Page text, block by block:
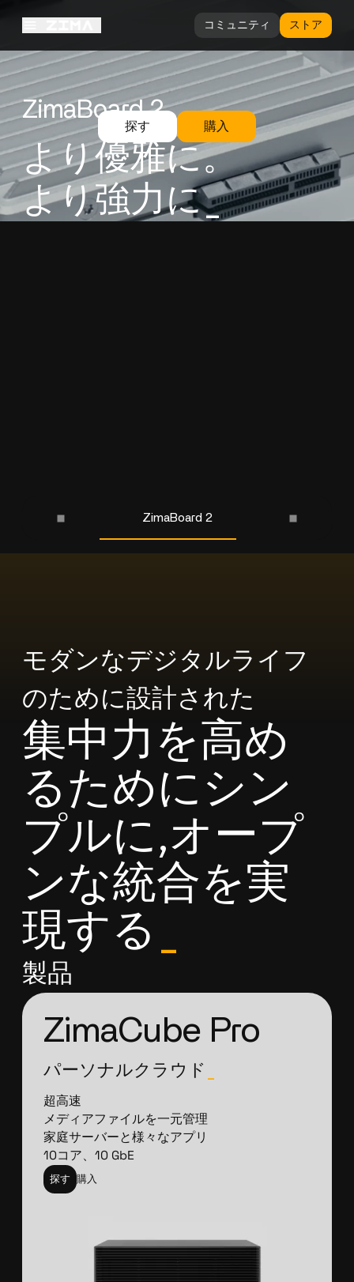
コミュニティ ストア
ZimaBoard 2
より優雅に。
より強力に_
探す 購入
ZimaBoard 2
モダンなデジタルライフ
のために設計された
集中力を高め
るためにシン
プルに,オープ
ンな統合を実
現する
製品
ZimaCube Pro
パーソナルクラウド
超高速
メディアファイルを一元管理
家庭サーバーと様々なアプリ
10コア、10 GbE
探す 購入